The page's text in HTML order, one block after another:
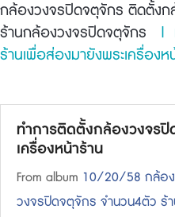
กล้องวงจรปิดจตุจักร ติดตั้ง
ร้านกล้องวงจรปิดจตุจักร
|
ร้านเพื่อส่องมายังพระเครื่องห
ทำการติดตั้งกล้องวงจรปิ
เครื่องหน้าร้าน
From album 10/20/58 กล้อ
วงจรปิดจตุจักร จำนวน4ตัว ร้